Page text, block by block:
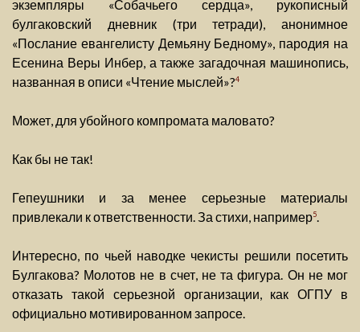
экземпляры «Собачьего сердца», рукописный
булгаковский дневник (три тетради), анонимное
«Послание евангелисту Демьяну Бедному», пародия на
Есенина Веры Инбер, а также загадочная машинопись,
названная в описи «Чтение мыслей»?4
Может, для убойного компромата маловато?
Как бы не так!
Гепеушники и за менее серьезные материалы
привлекали к ответственности. За стихи, например5.
Интересно, по чьей наводке чекисты решили посетить
Булгакова? Молотов не в счет, не та фигура. Он не мог
отказать такой серьезной организации, как ОГПУ в
официально мотивированном запросе.